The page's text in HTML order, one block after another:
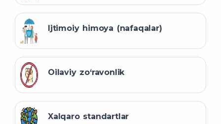
Ijtimoiy himoya (nafaqalar)
Oilaviy zo‘ravonlik
Xalqaro standartlar